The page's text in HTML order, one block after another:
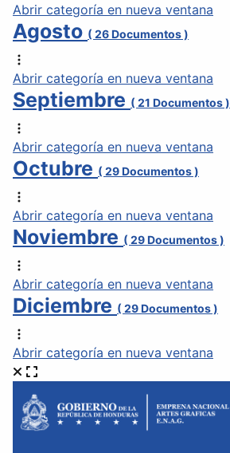
Abrir categoría en nueva ventana
Agosto ( 26 Documentos )
Abrir categoría en nueva ventana
Septiembre ( 21 Documentos )
Abrir categoría en nueva ventana
Octubre ( 29 Documentos )
Abrir categoría en nueva ventana
Noviembre ( 29 Documentos )
Abrir categoría en nueva ventana
Diciembre ( 29 Documentos )
Abrir categoría en nueva ventana